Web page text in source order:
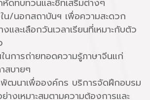
ใน/นอกสถาบันฯ เพื่อความสะดวก
และเลือกวันเวลาเรียนที่เหมาะกับตัว
นการถ่ายทอดความรู้ภาษาจีนแก่
สบายๆ
ฒนาเพื่อองค์กร บริการจัดฝึกอบรม
างเหมาะสมตามความต้องการและ